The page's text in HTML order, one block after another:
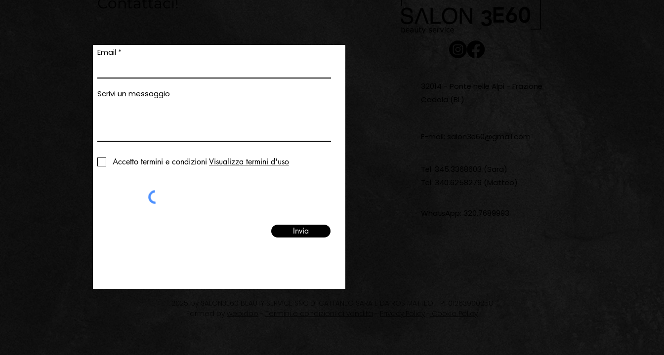
Email
Scrivi un messaggio
Accetto termini e condizioni Visualizza termini d'uso
Invia
32014 - Ponte nelle Alpi - Frazione
Cadola (BL)
E-mail: salon3e60@gmail.com
Tel: 345.3368603 (Sara)
Tel: 340.6258279 (Matteo)
WhatsApp: 320.7689993